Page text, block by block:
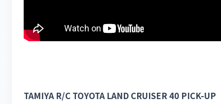
TAMIYA R/C TOYOTA LAND CRUISER 40 PICK-UP